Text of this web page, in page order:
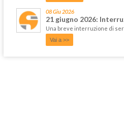
08 Giu 2026
21 giugno 2026:
Una breve interruzione di
Vai a >>